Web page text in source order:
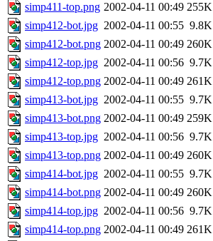
simp411-top.png 2002-04-11 00:49 255K
simp412-bot.jpg 2002-04-11 00:55 9.8K
simp412-bot.png 2002-04-11 00:49 260K
simp412-top.jpg 2002-04-11 00:56 9.7K
simp412-top.png 2002-04-11 00:49 261K
simp413-bot.jpg 2002-04-11 00:55 9.7K
simp413-bot.png 2002-04-11 00:49 259K
simp413-top.jpg 2002-04-11 00:56 9.7K
simp413-top.png 2002-04-11 00:49 260K
simp414-bot.jpg 2002-04-11 00:55 9.7K
simp414-bot.png 2002-04-11 00:49 260K
simp414-top.jpg 2002-04-11 00:56 9.7K
simp414-top.png 2002-04-11 00:49 261K